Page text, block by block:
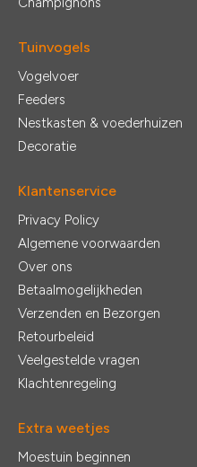
Tuinvogels
Vogelvoer
Feeders
Nestkasten & voederhuizen
Decoratie
Klantenservice
Privacy Policy
Algemene voorwaarden
Over ons
Betaalmogelijkheden
Verzenden en Bezorgen
Retourbeleid
Veelgestelde vragen
Klachtenregeling
Extra weetjes
Moestuin beginnen